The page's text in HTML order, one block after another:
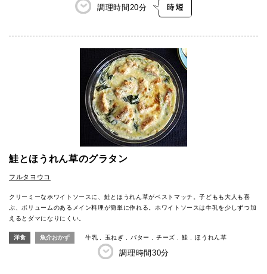
調理時間 20分
鮭とほうれん草のグラタン
フルタヨウコ
クリーミーなホワイトソースに、鮭とほうれん草がベストマッチ。子どもも大人も喜
ぶ、ボリュームのあるメイン料理が簡単に作れる。ホワイトソースは牛乳を少しずつ加
えるとダマになりにくい。
洋食 魚介おかず 牛乳 玉ねぎ バター チーズ 鮭 ほうれん草
調理時間30分